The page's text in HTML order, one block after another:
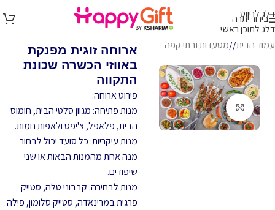
דלג לניווט
דלג לתוכן ראשי
בירור יתרה
עמוד הבית/ מסעדות ובתי קפה
לחץ להגדלה
ארוחה זוגית מפנקת
באווזי הכשרה שכונת
התקווה
פירוט ארוחה:
מנות פתיחה: מגוון סלטי הבית, חומוס
הבית, פלאפל, צ'יפס ולאפות חמות.
מנות עיקריות: כל סועד יכול לבחור
מנה אחת מהמנות הבאות או שני
שיפודים.
מנות לבחירה: קבבוני טלה, סטייק
פרגית במרינאדה, סטייק סלומון, פילה